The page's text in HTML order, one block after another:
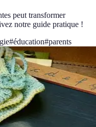
peut transformer
notre guide pratique !
#éducation#parents